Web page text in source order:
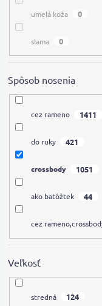
umelá koža 0
slama 0
Spôsob nosenia
cez rameno 1411
do ruky 421
crossbody 1051
ako batôžtek 44
cez
Veľkosť
stredná 124